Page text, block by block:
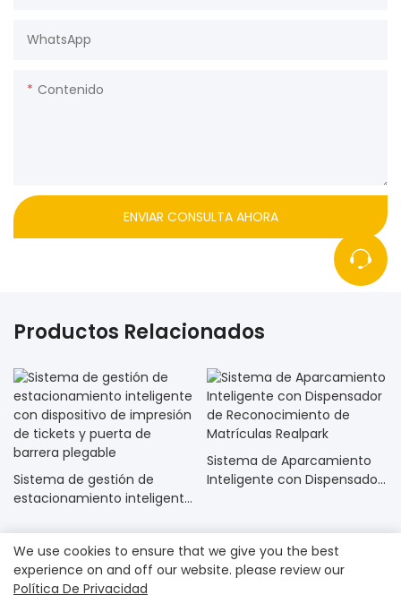
WhatsApp
Contenido
ENVIAR CONSULTA AHORA
Productos Relacionados
Sistema de gestión de
estacionamiento inteligente
de tickets y puerta de
barrera plegable
Sistema de Aparcamiento
Inteligente con Dispensador
We use cookies to ensure that we give you the best
experience on and off our website. please review our
Política De Privacidad